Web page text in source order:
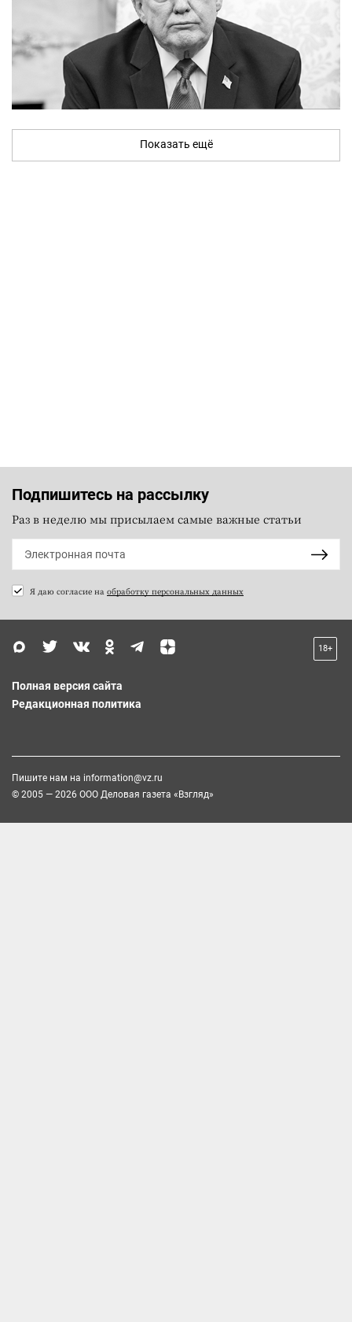
Показать ещё
Подпишитесь на рассылку
Раз в неделю мы присылаем самые важные статьи
Я даю согласие на обработку персональных данных
18+
Полная версия сайта
Редакционная политика
Пишите нам на information@vz.ru
© 2005 — 2026 ООО Деловая газета «Взгляд»